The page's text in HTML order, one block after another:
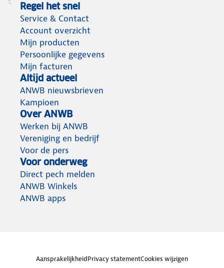
Regel het snel
Service & Contact
Account overzicht
Mijn producten
Persoonlijke gegevens
Mijn facturen
Altijd actueel
ANWB nieuwsbrieven
Kampioen
Over ANWB
Werken bij ANWB
Vereniging en bedrijf
Voor de pers
Voor onderweg
Direct pech melden
ANWB Winkels
ANWB apps
AansprakelijkheidPrivacy statementCookies wijzigen